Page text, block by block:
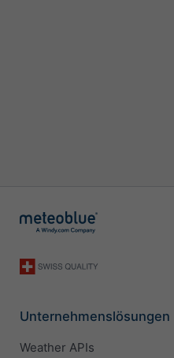
Unternehmenslösungen
Weather APIs